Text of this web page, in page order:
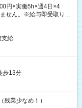
円×実働5h×週4日×4
せん。※給与即受取りサ
支給
歩13分
業少なめ！）